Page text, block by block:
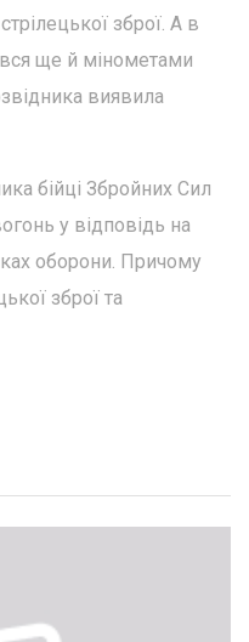
зброї. А в
ще й мінометами
виявила
бійці Збройних Сил
у відповідь на
оборони. Причому
зброї та